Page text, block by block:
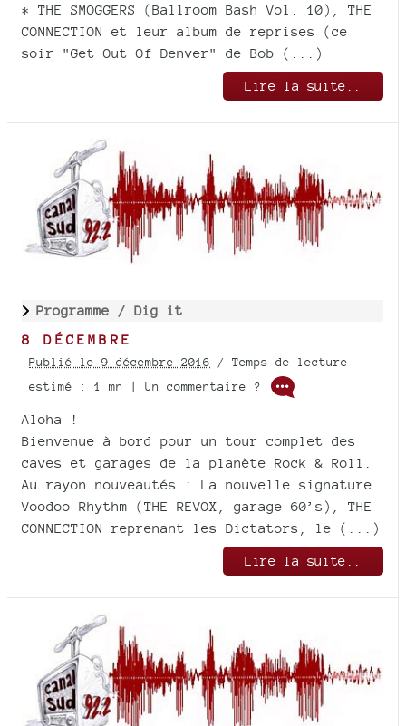
* THE SMOGGERS (Ballroom Bash Vol. 10), THE
CONNECTION et leur album de reprises (ce
soir "Get Out Of Denver" de Bob (...)
Lire la suite..
Programme / Dig it
8 DÉCEMBRE
Publié le 9 décembre 2016 / Temps de lecture
estimé : 1 mn | Un commentaire ?
Aloha !
Bienvenue à bord pour un tour complet des
caves et garages de la planète Rock & Roll.
Au rayon nouveautés : La nouvelle signature
Voodoo Rhythm (THE REVOX, garage 60’s), THE
CONNECTION reprenant les Dictators, le (...)
Lire la suite..